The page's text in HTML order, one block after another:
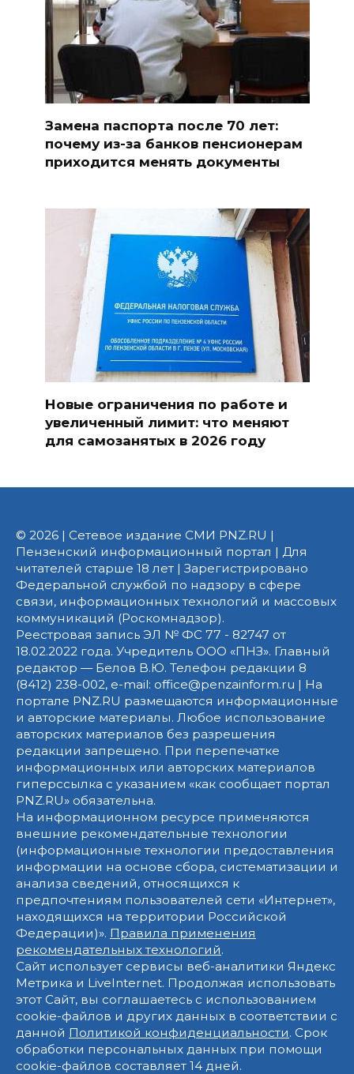
Замена паспорта после 70 лет:
почему из-за банков пенсионерам
приходится менять документы
Новые ограничения по работе и
увеличенный лимит: что меняют
для самозанятых в 2026 году
© 2026 | Сетевое издание СМИ PNZ.RU |
Пензенский информационный портал | Для
читателей старше 18 лет | Зарегистрировано
Федеральной службой по надзору в сфере
связи, информационных технологий и массовых
коммуникаций (Роскомнадзор).
Реестровая запись ЭЛ № ФС 77 - 82747 от
18.02.2022 года. Учредитель ООО «ПНЗ». Главный
редактор — Белов В.Ю. Телефон редакции 8
(8412) 238-002, e-mail: office@penzainform.ru | На
портале PNZ.RU размещаются информационные
и авторские материалы. Любое использование
авторских материалов без разрешения
редакции запрещено. При перепечатке
информационных или авторских материалов
гиперссылка с указанием «как сообщает портал
PNZ.RU» обязательна.
На информационном ресурсе применяются
внешние рекомендательные технологии
(информационные технологии предоставления
информации на основе сбора, систематизации и
анализа сведений, относящихся к
предпочтениям пользователей сети «Интернет»,
находящихся на территории Российской
Федерации)». Правила применения
рекомендательных технологий.
Сайт использует сервисы веб-аналитики Яндекс
Метрика и LiveInternet. Продолжая использовать
этот Сайт, вы соглашаетесь с использованием
cookie-файлов и других данных в соответствии с
данной Политикой конфиденциальности. Срок
обработки персональных данных при помощи
cookie-файлов составляет 14 дней.